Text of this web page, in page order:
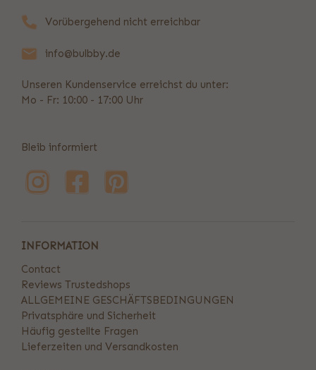
Vorübergehend nicht erreichbar
info@bulbby.de
Unseren Kundenservice erreichst du unter:
Mo - Fr: 10:00 - 17:00 Uhr
Bleib informiert
INFORMATION
Contact
Reviews Trustedshops
ALLGEMEINE GESCHÄFTSBEDINGUNGEN
Privatsphäre und Sicherheit
Häufig gestellte Fragen
Lieferzeiten und Versandkosten